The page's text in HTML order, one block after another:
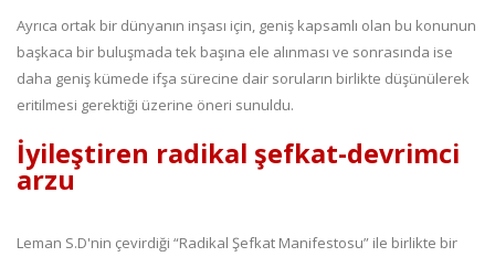
Ayrıca ortak bir dünyanın inşası için, geniş kapsamlı olan bu konunun
başkaca bir buluşmada tek başına ele alınması ve sonrasında ise
daha geniş kümede ifşa sürecine dair soruların birlikte düşünülerek
eritilmesi gerektiği üzerine öneri sunuldu.
İyileştiren radikal şefkat-devrimci
arzu
Leman S.D'nin çevirdiği “Radikal Şefkat Manifestosu” ile birlikte bir